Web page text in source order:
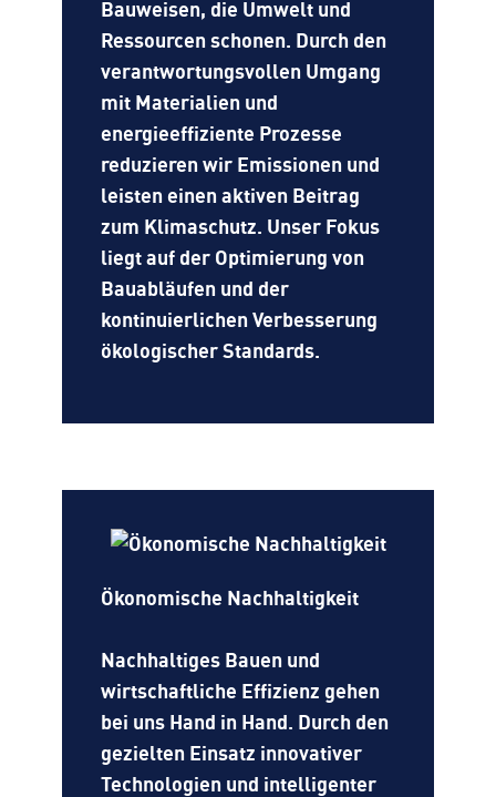
Bauweisen, die Umwelt und
Ressourcen schonen. Durch den
verantwortungsvollen Umgang
mit Materialien und
energieeffiziente Prozesse
reduzieren wir Emissionen und
leisten einen aktiven Beitrag
zum Klimaschutz. Unser Fokus
liegt auf der Optimierung von
Bauabläufen und der
kontinuierlichen Verbesserung
ökologischer Standards.
Ökonomische Nachhaltigkeit
Nachhaltiges Bauen und
wirtschaftliche Effizienz gehen
bei uns Hand in Hand. Durch den
gezielten Einsatz innovativer
Technologien und intelligenter